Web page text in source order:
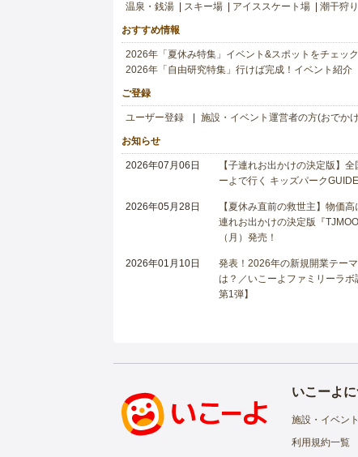
温泉・銭湯
スキー場 アイススケート場 潮干狩り
おすすめ情報
2026年「夏休み特集」イベント&スポットをチェック
2026年「自由研究特集」行けば完成！イベント紹介
ご登録
ユーザー登録 施設・イベント運営者の方(おでか
お知らせ
2026年07月06日
【子連れお出かけの決定版】
ーよで行く キッズパーク
2026年05月28日
【夏休み直前の救世主】物価
連れお出かけの決定版『
（月）発売！
2026年01月10日
発表！2026年の新規開業テー
は？／いこーよファミリーラ
第1弾】
いこーよ
施設・イベン
利用規約一覧